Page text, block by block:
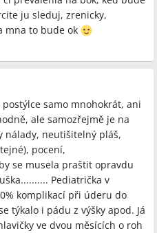
ju sleduj, zrenicky,
mna to bude ok
samo mnohokrát, ani
ale samozřejmě je na
nálady, neutišitelný pláš,
pocení,
se musela praštit opravdu
Pediatrička v
komplikací při úderu do
týkalo i pádu z výšky apod. Já
ve dvou měsících o roh